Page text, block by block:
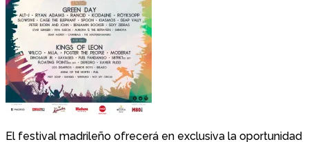
El festival madrileño ofrecerá en exclusiva la oportunidad